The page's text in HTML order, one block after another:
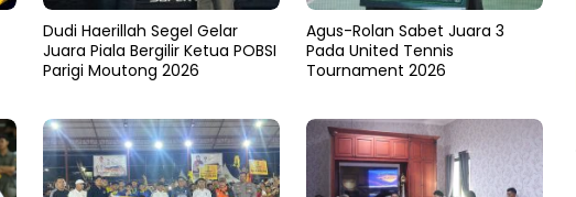
Dudi Haerillah Segel Gelar
Juara Piala Bergilir Ketua POBSI
Parigi Moutong 2026
Agus-Rolan Sabet Juara 3
Pada United Tennis
Tournament 2026